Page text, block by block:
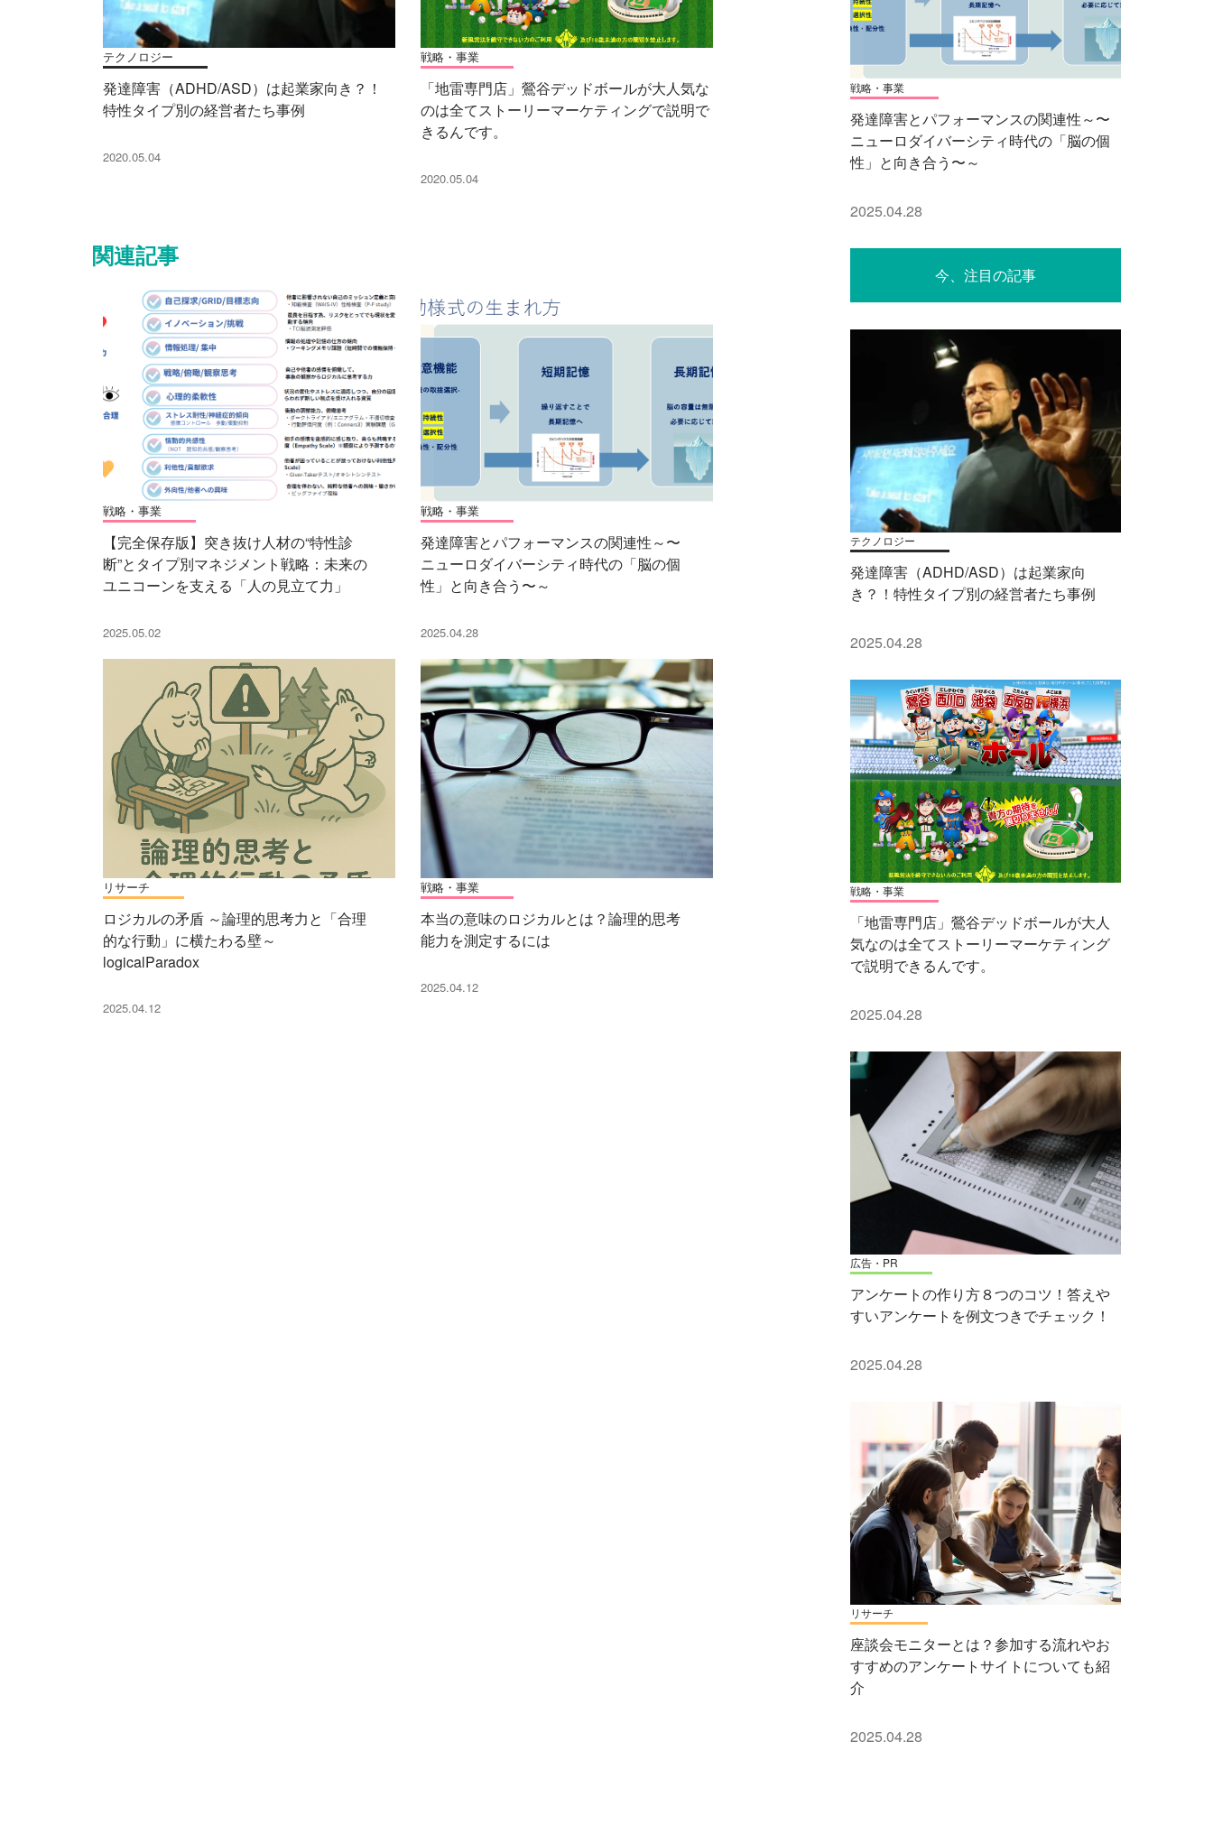
テクノロジー
発達障害（ADHD/ASD）は起業家向き？！
特性タイプ別の経営者たち事例
2020.05.04
戦略・事業
「地雷専門店」鶯谷デッドボールが大人気な
のは全てストーリーマーケティングで説明で
きるんです。
2020.05.04
関連記事
戦略・事業
【完全保存版】突き抜け人材の“特性診
断”とタイプ別マネジメント戦略：未来の
ユニコーンを支える「人の見立て力」
2025.05.02
戦略・事業
発達障害とパフォーマンスの関連性～〜
ニューロダイバーシティ時代の「脳の個
性」と向き合う〜～
2025.04.28
リサーチ
ロジカルの矛盾 ～論理的思考力と「合理
的な行動」に横たわる壁～
logicalParadox
2025.04.12
戦略・事業
本当の意味のロジカルとは？論理的思考
能力を測定するには
2025.04.12
戦略・事業
発達障害とパフォーマンスの関連性～〜
ニューロダイバーシティ時代の「脳の個
性」と向き合う〜～
2025.04.28
今、注目の記事
テクノロジー
発達障害（ADHD/ASD）は起業家向
き？！特性タイプ別の経営者たち事例
2025.04.28
戦略・事業
「地雷専門店」鶯谷デッドボールが大人
気なのは全てストーリーマーケティング
で説明できるんです。
2025.04.28
広告・PR
アンケートの作り方８つのコツ！答えや
すいアンケートを例文つきでチェック！
2025.04.28
リサーチ
座談会モニターとは？参加する流れやお
すすめのアンケートサイトについても紹
介
2025.04.28